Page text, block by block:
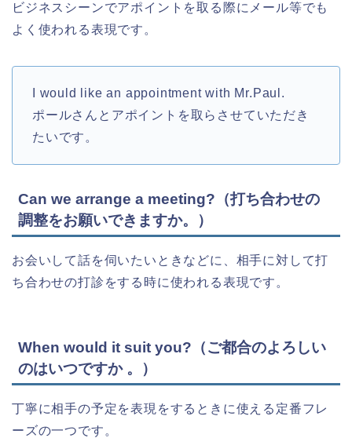
ビジネスシーンでアポイントを取る際にメール等でも
よく使われる表現です。
I would like an appointment with Mr.Paul.
ポールさんとアポイントを取らさせていただき
たいです。
Can we arrange a meeting?（打ち合わせの
調整をお願いできますか。）
お会いして話を伺いたいときなどに、相手に対して打
ち合わせの打診をする時に使われる表現です。
When would it suit you?（ご都合のよろしい
のはいつですか 。）
丁寧に相手の予定を表現をするときに使える定番フレ
ーズの一つです。